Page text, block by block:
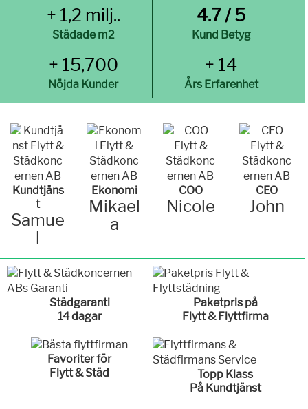
+ 1,2 milj..
Städade m2
+ 15,700
Nöjda Kunder
4.7 / 5
Kund Betyg
+ 14
Års Erfarenhet
Kundtjäns
t
Samue
l
Ekonomi
Mikael
a
COO
Nicole
CEO
John
Städgaranti
14 dagar
Paketpris på
Flytt & Flyttfirma
Favoriter för
Flytt & Städ
Topp Klass
På Kundtjänst